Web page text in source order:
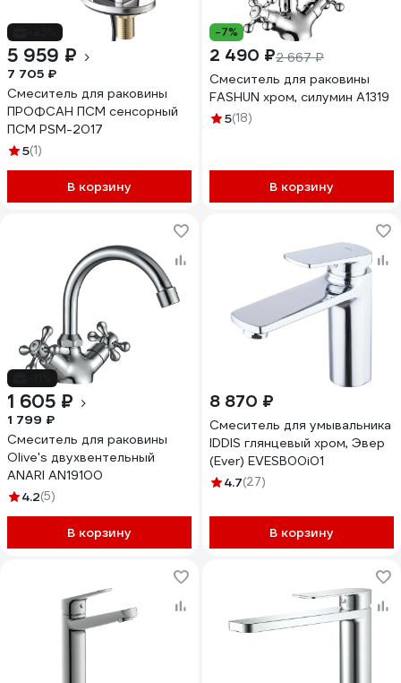
5 959 ₽
7 705 ₽
Смеситель для раковины
ПРОФСАН ПСМ сенсорный
ПСМ PSM-2017
5(1)
В корзину
-7%
2 490 ₽2 667 ₽
Смеситель для раковины
FASHUN хром, силумин A1319
5(18)
В корзину
1 605 ₽
1 799 ₽
Смеситель для раковины
Olive's двухвентельный
ANARI AN19100
4.2(5)
В корзину
8 870 ₽
Смеситель для умывальника
IDDIS глянцевый хром, Эвер
(Ever) EVESB00i01
4.7(27)
В корзину